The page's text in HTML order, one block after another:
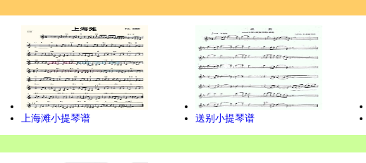
上海滩小提琴谱 送别小提琴谱